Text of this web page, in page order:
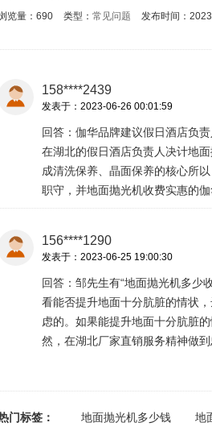
览量：690 类型： 常见问题 发布时间：
158****2439
发表于：2023-06-26 00:01:59
回答：伽华品牌建议假日酒店负
在湖北的假日酒店负责人决计地
成清洗保养、晶面保养的核心所
职守，并地面抛光机收费实惠的伽
156****1290
发表于：2023-06-25 19:00:30
回答：邹先生有“地面抛光机多少
看能否提升地面十分肮脏的情状
虑的。如果能提升地面十分肮脏
然，在湖北厂家直销服务精神做
门标签： 地面抛光机多少钱 地